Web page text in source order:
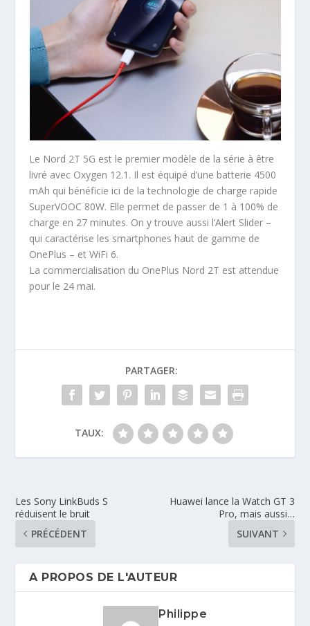
Le Nord 2T 5G est le premier modèle de la série à être
livré avec Oxygen 12.1. Il est équipé d’une batterie 4500
mAh qui bénéficie ici de la technologie de charge rapide
SuperVOOC 80W. Elle permet de passer de 1 à 100% de
charge en 27 minutes. On y trouve aussi l’Alert Slider –
qui caractérise les smartphones haut de gamme de
OnePlus – et WiFi 6.
La commercialisation du OnePlus Nord 2T est attendue
pour le 24 mai.
PARTAGER:
TAUX:
Les Sony LinkBuds S
réduisent le bruit
PRÉCÉDENT
Huawei lance la Watch GT 3
Pro, mais aussi…
SUIVANT
A PROPOS DE L'AUTEUR
Philippe